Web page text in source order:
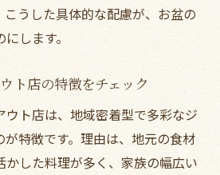
うした具体的な配慮が、お盆の
します。
ト店の特徴をチェック
ト店は、地域密着型で多彩なジ
が特徴です。理由は、地元の食材
した料理が多く、家族の幅広い